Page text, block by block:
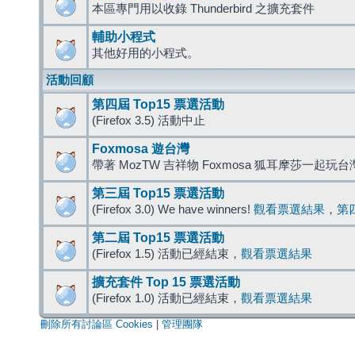
本區專門用以收錄 Thunderbird 之擴充套件
輔助小程式
其他好用的小程式。
活動回顧
第四屆 Top15 票選活動
(Firefox 3.5) 活動中止
Foxmosa 遊台灣
帶著 MozTW 吉祥物 Foxmosa 狐耳摩莎一起玩台
第三屆 Top15 票選活動
(Firefox 3.0) We have winners! 觀看票選結果 ， 第
第二屆 Top15 票選活動
(Firefox 1.5) 活動已經結束， 觀看票選結果
擴充套件 Top 15 票選活動
(Firefox 1.0) 活動已經結束， 觀看票選結果
刪除所有討論區 Cookies 管理團隊